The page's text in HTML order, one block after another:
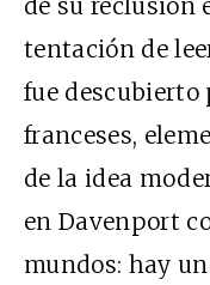
de su reclusión
tentación de
fue
franceses,
de la idea
en Davenport
mundos: hay